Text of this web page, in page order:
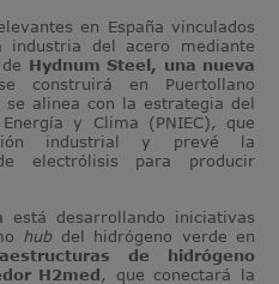
en España vinculados
industria del acero mediante
Hydnum Steel, una nueva
construirá en Puertollano
se alinea con la estrategia del
y Clima (PNIEC), que
industrial y prevé la
electrólisis para producir
está desarrollando iniciativas
hubdel hidrógeno verde en
de hidrógeno
H2med, que conectará la